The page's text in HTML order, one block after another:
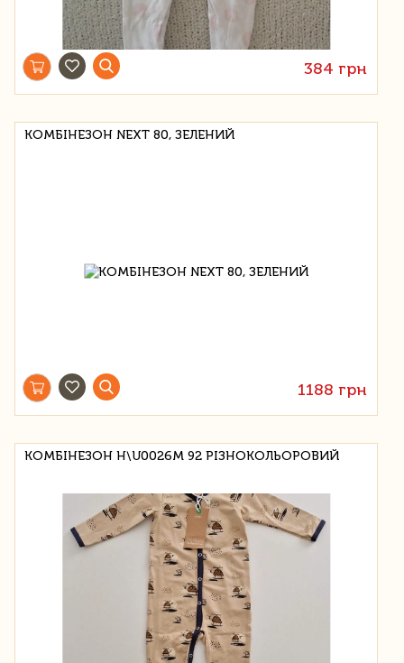
384 грн
КОМБІНЕЗОН NEXT 80, ЗЕЛЕНИЙ
1188 грн
КОМБІНЕЗОН H\U0026M 92 РІЗНОКОЛЬОРОВИЙ